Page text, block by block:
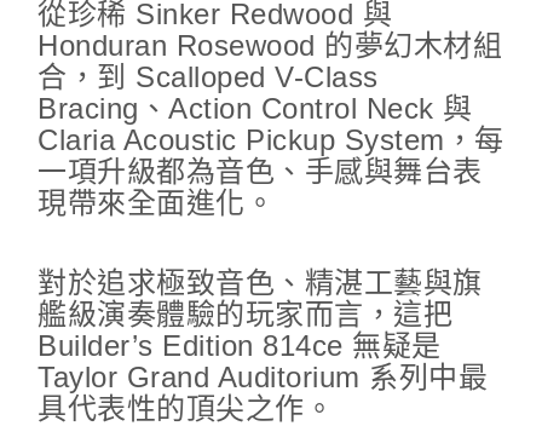
從珍稀 Sinker Redwood 與
Honduran Rosewood 的夢幻木材組
合，到 Scalloped V-Class
Bracing、Action Control Neck 與
Claria Acoustic Pickup System，每
一項升級都為音色、手感與舞台表
現帶來全面進化。
對於追求極致音色、精湛工藝與旗
艦級演奏體驗的玩家而言，這把
Builder’s Edition 814ce 無疑是
Taylor Grand Auditorium 系列中最
具代表性的頂尖之作。